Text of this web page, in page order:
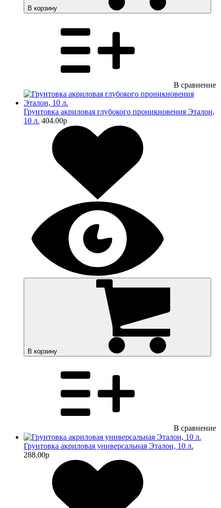
В корзину
В сравнение
Грунтовка акриловая глубокого проникновения Эталон,
10 л. 404.00p
В корзину
В сравнение
Грунтовка акриловая универсальная Эталон, 10 л.
288.00p